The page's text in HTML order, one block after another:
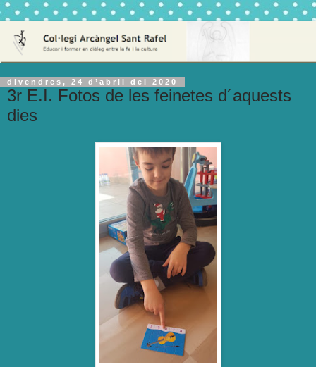
divendres, 24 d’abril del 2020
3r E.I. Fotos de les feinetes d´aquests
dies